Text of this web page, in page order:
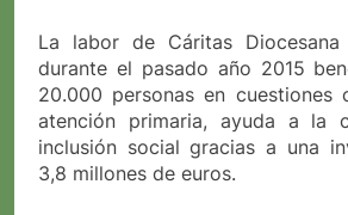
La labor de Cáritas Diocesana
durante el pasado año 2015
20.000 personas en cuestiones
atención primaria, ayuda a la
inclusión social gracias a una
3,8 millones de euros.